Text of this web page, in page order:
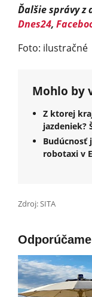
Ďalšie správy z
Dnes24,
Foto: ilustračné
Mohlo by
Z ktorej
jazdeniek?
Budúcnosť
robotaxi v
Zdroj: SITA
Odporúčame